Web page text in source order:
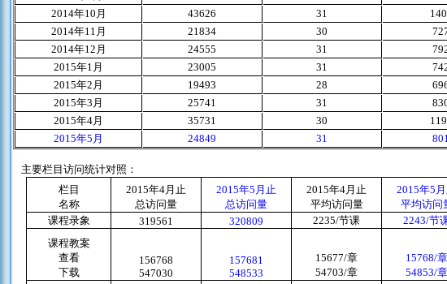
2014年10 月 43626 31
2014年11 月 21834 30
2014年12 月 24555 31
2015年1 月 23005 31
2015年2 月 19493 28
2015年3 月 25741 31
2015年4月 35731 30
2015年5 月 24849 31
主要栏目访问统计对照：
栏目
名称
2015年4月止
总访问量
2015年5 月止
总访问量
2015年4月止
平均访问量
2015年5
平均访问
课程录象
319561 320809 2235/节课 2243/节
课程教案
查看
下载
156768
547030
157681
548533
15677/章
54703/章
15768/章
54853/章